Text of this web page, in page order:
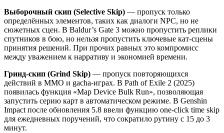
Выборочный скип (Selective Skip) — пропуск только
определённых элементов, таких как диалоги NPC, но не
сюжетных сцен. В Baldur’s Gate 3 можно пропустить реплики
спутников в бою, но нельзя пропустить ключевые кат-сцены
принятия решений. При прочих равных это компромисс
между уважением к нарративу и экономией времени.
Гринд-скип (Grind Skip) — пропуск повторяющихся
действий в MMO и gacha-играх. В Path of Exile 2 (2025)
появилась функция «Map Device Bulk Run», позволяющая
запустить серию карт в автоматическом режиме. В Genshin
Impact после обновления 5.8 ввели функцию one-click time skip
для ежедневных поручений, что сократило рутину с 15 до 3
минут.